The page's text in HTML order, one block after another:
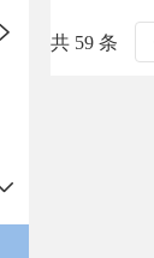
共 59 条